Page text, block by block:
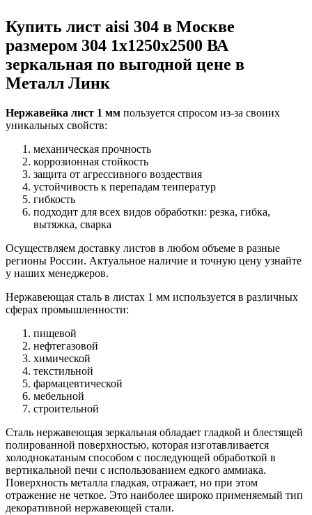
Купить лист aisi 304 в Москве
размером 304 1х1250х2500 ВА
зеркальная по выгодной цене в
Металл Линк
Нержавейка лист 1 мм пользуется спросом из-за своиих
уникальных свойств:
механическая прочность
коррозионная стойкость
защита от агрессивного воздествия
устойчивость к перепадам теиператур
гибкость
подходит для всех видов обработки: резка, гибка,
вытяжка, сварка
Осуществляем доставку листов в любом объеме в разные
регионы России. Актуальное наличие и точную цену узнайте
у наших менеджеров.
Нержавеющая сталь в листах 1 мм используется в различных
сферах промышленности:
пищевой
нефтегазовой
химической
текстильной
фармацевтической
мебельной
строительной
Сталь нержавеющая зеркальная обладает гладкой и блестящей
полированной поверхностью, которая изготавливается
холоднокатаным способом с последующей обработкой в
вертикальной печи с использованием едкого аммиака.
Поверхность металла гладкая, отражает, но при этом
отражение не четкое. Это наиболее широко применяемый тип
декоративной нержавеющей стали.